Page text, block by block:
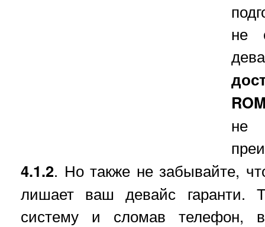
не
не
4.1.2. Но также не забывайте,
лишает ваш девайс гаранти.
систему и сломав телефон,